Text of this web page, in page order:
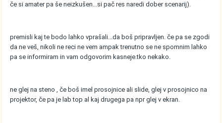
če si amater pa še neizkušen...si pač res naredi dober scenarij).
premisli kaj te bodo lahko vprašali...da boš pripravljen. če pa se zgodi
da ne veš, nikoli ne reci ne vem ampak trenutno se ne spomnim lahko
pa se informiram in vam odgovorim kasneje.tko nekako.
ne glej na steno , če boš imel prosojnice ali slide, glej v prosojnico na
projektor, če pa je lab top al kaj drugega pa npr glej v ekran.